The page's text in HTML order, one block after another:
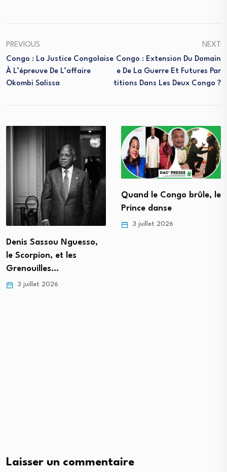
PREVIOUS
Congo : La Justice Congolaise
À L’épreuve De L’affaire
Okombi Salissa
NEXT
Congo : Extension Du Domain
E De La Guerre Et Futures Par
Titions Dans Les Deux Congo ?
Denis Sassou Nguesso,
le Scorpion, et les
Grenouilles…
3 juillet 2026
Quand le Congo brûle, le
Prince danse
3 juillet 2026
Laisser un commentaire